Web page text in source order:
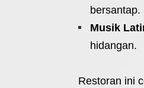
bersantap.
Musik
hidangan.
Restoran ini